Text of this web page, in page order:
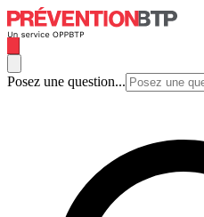
Posez une question...